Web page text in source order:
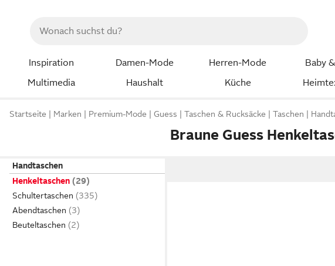
Inspiration Damen-Mode Herren-Mode Baby
Multimedia
Haushalt Küche
Startseite Marken Premium-Mode Guess Taschen & Rucksäcke Taschen
Braune Guess
Handtaschen
Henkeltaschen
Schultertaschen
Abendtaschen
Beuteltaschen